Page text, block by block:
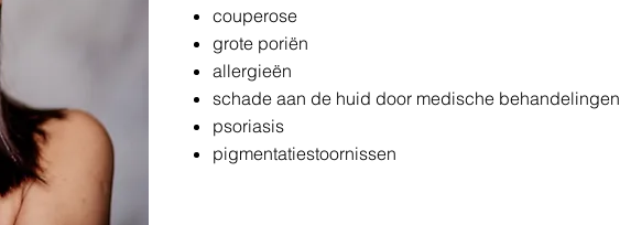
couperose
grote poriën
allergieën
schade aan de huid door medische behandelingen
psoriasis
pigmentatiestoornissen